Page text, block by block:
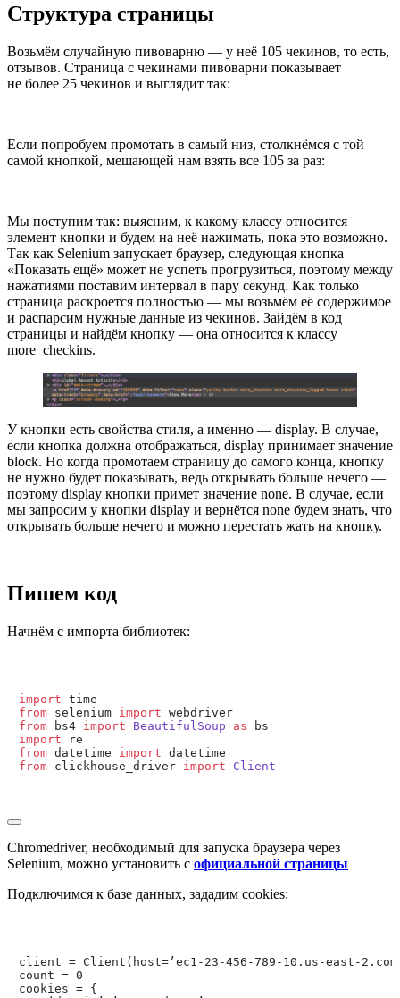
Структура страницы
Возьмём случайную пивоварню — у неё 105 чекинов, то есть,
отзывов. Страница с чекинами пивоварни показывает
не более 25 чекинов и выглядит так:
Если попробуем промотать в самый низ, столкнёмся с той
самой кнопкой, мешающей нам взять все 105 за раз:
Мы поступим так: выясним, к какому классу относится
элемент кнопки и будем на неё нажимать, пока это возможно.
Так как Selenium запускает браузер, следующая кнопка
«Показать ещё» может не успеть прогрузиться, поэтому между
нажатиями поставим интервал в пару секунд. Как только
страница раскроется полностью — мы возьмём её содержимое
и распарсим нужные данные из чекинов. Зайдём в код
страницы и найдём кнопку — она относится к классу
more_checkins.
У кнопки есть свойства стиля, а именно — display. В случае,
если кнопка должна отображаться, display принимает значение
block. Но когда промотаем страницу до самого конца, кнопку
не нужно будет показывать, ведь открывать больше нечего —
поэтому display кнопки примет значение none. В случае, если
мы запросим у кнопки display и вернётся none будем знать, что
открывать больше нечего и можно перестать жать на кнопку.
Пишем код
Начнём с импорта библиотек:
import
from selenium import
from bs4 import BeautifulSoup as
import
from datetime import
from clickhouse_driver import Client
Chromedriver, необходимый для запуска браузера через
Selenium, можно установить с официальной страницы
Подключимся к базе данных, зададим cookies:
client = Client(host=’ec1-23-456-789-10.us-east-
count = 0
cookies = {